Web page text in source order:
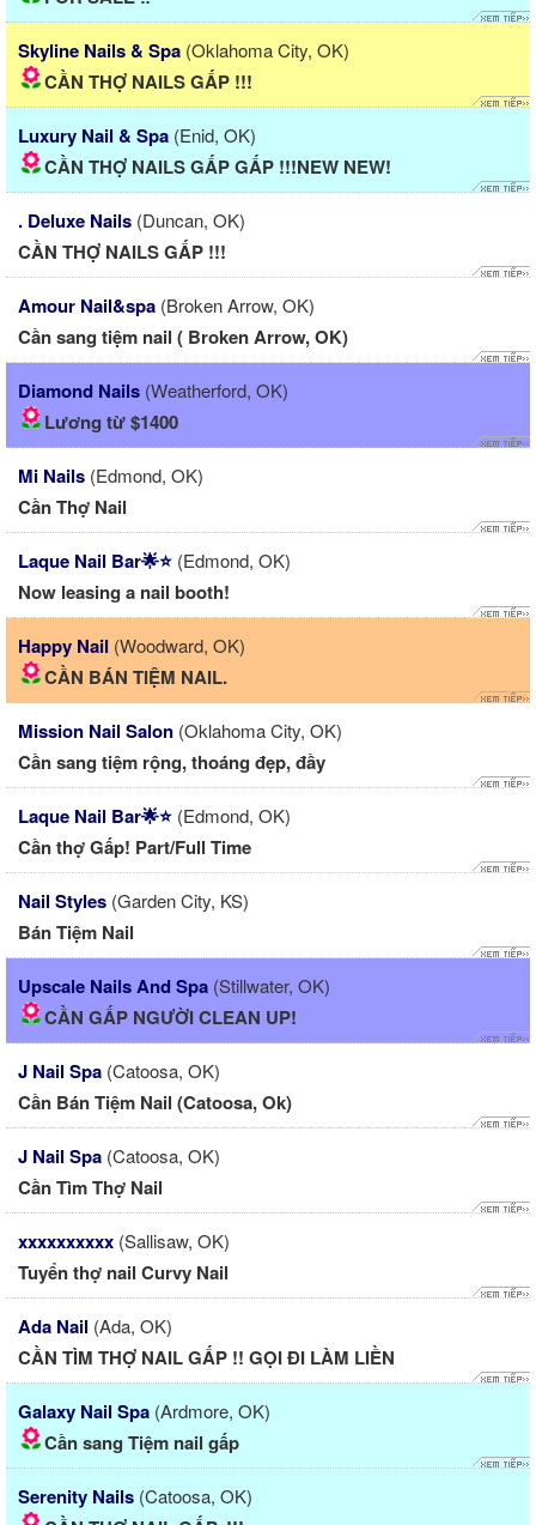
Skyline Nails & Spa (Oklahoma City, OK)
CẦN THỢ NAILS GẤP !!!
Luxury Nail & Spa (Enid, OK)
CẦN THỢ NAILS GẤP GẤP !!!NEW NEW!
. Deluxe Nails (Duncan, OK)
CẦN THỢ NAILS GẤP !!!
Amour Nail&spa (Broken Arrow, OK)
Cần sang tiệm nail ( Broken Arrow, OK)
Diamond Nails (Weatherford, OK)
Lương từ $1400
Mi Nails (Edmond, OK)
Cần Thợ Nail
Laque Nail Bar🌟⭐️ (Edmond, OK)
Now leasing a nail booth!
Happy Nail (Woodward, OK)
CẦN BÁN TIỆM NAIL.
Mission Nail Salon (Oklahoma City, OK)
Cần sang tiệm rộng, thoáng đẹp, đầy
Laque Nail Bar🌟⭐️ (Edmond, OK)
️Cần thợ Gấp! Part/Full Time ️
Nail Styles (Garden City, KS)
Bán Tiệm Nail
Upscale Nails And Spa (Stillwater, OK)
CẦN GẤP NGƯỜI CLEAN UP!
J Nail Spa (Catoosa, OK)
Cần Bán Tiệm Nail (Catoosa, Ok)
J Nail Spa (Catoosa, OK)
Cần Tìm Thợ Nail
xxxxxxxxxx (Sallisaw, OK)
Tuyển thợ nail Curvy Nail
Ada Nail (Ada, OK)
CẦN TÌM THỢ NAIL GẤP !! GỌI ĐI LÀM LIỀN
Galaxy Nail Spa (Ardmore, OK)
Cần sang Tiệm nail gấp
Serenity Nails (Catoosa, OK)